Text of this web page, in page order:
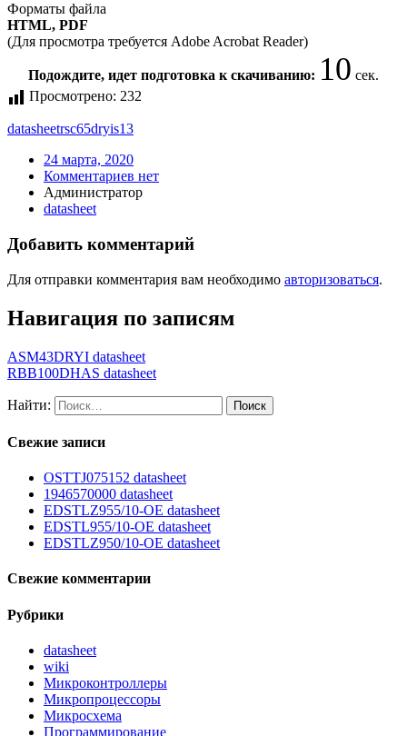
Форматы файла
HTML, PDF
(Для просмотра требуется Adobe Acrobat Reader)
Подождите, идет подготовка к скачиванию: 10 сек.
Просмотрено: 232
datasheetrsc65dryis13
24 марта, 2020
Комментариев нет
Администратор
datasheet
Добавить комментарий
Для отправки комментария вам необходимо авторизоваться.
Навигация по записям
ASM43DRYI datasheet
RBB100DHAS datasheet
Найти:
Свежие записи
OSTTJ075152 datasheet
1946570000 datasheet
EDSTLZ955/10-OE datasheet
EDSTL955/10-OE datasheet
EDSTLZ950/10-OE datasheet
Свежие комментарии
Рубрики
datasheet
wiki
Микроконтроллеры
Микропроцессоры
Микросхема
Программирование